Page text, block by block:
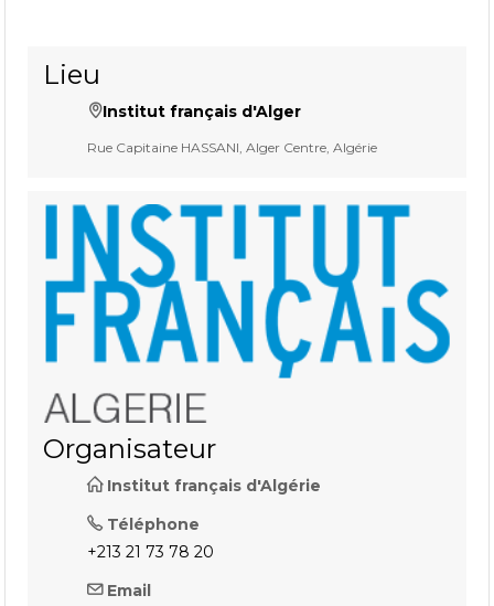
Lieu
Institut français d'Alger
Rue Capitaine HASSANI, Alger Centre, Algérie
Organisateur
Institut français d'Algérie
Téléphone
+213 21 73 78 20
Email